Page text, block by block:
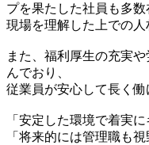
プを果たした社員も多数
現場を理解した上での人
また、福利厚生の充実
んでおり、
従業員が安心して長く働
「安定した環境で着実
「将来的には管理職も